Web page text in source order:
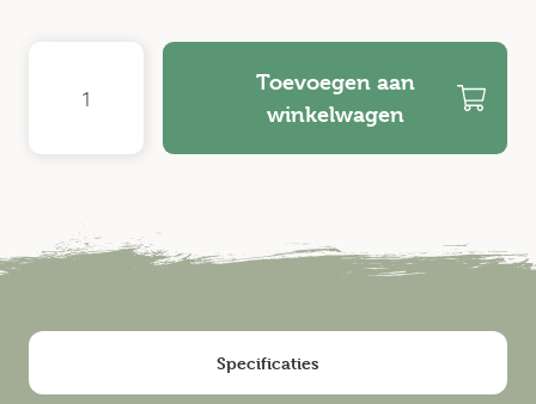
Toevoegen aan
winkelwagen
Specificaties